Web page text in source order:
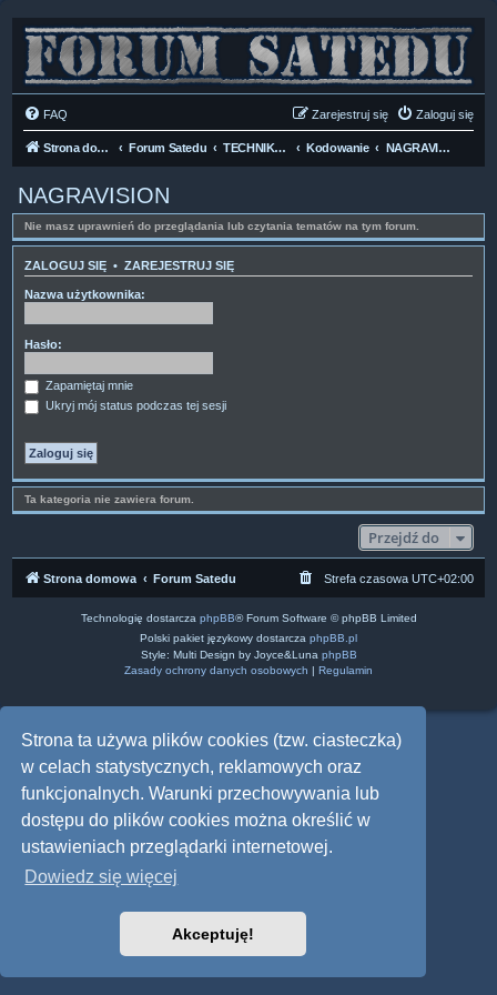
Strona ta używa plików cookies (tzw. ciasteczka)
w celach statystycznych, reklamowych oraz
funkcjonalnych. Warunki przechowywania lub
dostępu do plików cookies można określić w
ustawieniach przeglądarki internetowej.
Dowiedz się więcej
Akceptuję!
FAQ Zaloguj się
Zarejestruj się
Strona domowa Forum Satedu TECHNIKA SAT Kodowanie NAGRAVISION
NAGRAVISION
Nie masz uprawnień do przeglądania lub czytania tematów na tym forum.
ZALOGUJ SIĘ • ZAREJESTRUJ SIĘ
Nazwa użytkownika:
Hasło:
Zapamiętaj mnie
Ukryj mój status podczas tej sesji
Ta kategoria nie zawiera forum.
Przejdź do
Strona domowa Forum Satedu Strefa czasowa UTC+02:00
Technologię dostarcza phpBB® Forum Software © phpBB Limited
Polski pakiet językowy dostarcza phpBB.pl
Style: Multi Design by Joyce&Luna phpBB
Zasady ochrony danych osobowych | Regulamin